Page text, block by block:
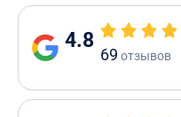
4.8
69 отзывов